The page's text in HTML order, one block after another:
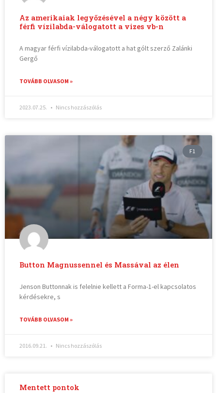
Az amerikaiak legyőzésével a négy között a
férfi vízilabda-válogatott a vizes vb-n
A magyar férfi vízilabda-válogatott a hat gólt szerző Zalánki
Gergő
TOVÁBB OLVASOM »
2023.07.25. Nincs hozzászólás
F1
Button Magnussennel és Massával az élen
Jenson Buttonnak is felelnie kellett a Forma-1-el kapcsolatos
kérdésekre, s
TOVÁBB OLVASOM »
2016.09.21. Nincs hozzászólás
Mentett pontok